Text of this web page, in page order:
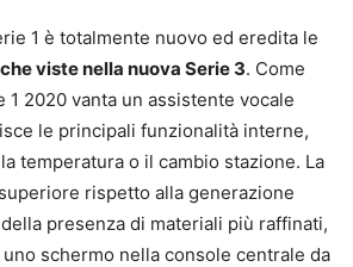
1 è totalmente nuovo ed eredita le
viste nella nuova Serie 3. Come
1 2020 vanta un assistente vocale
le principali funzionalità interne,
temperatura o il cambio stazione. La
rispetto alla generazione
presenza di materiali più raffinati,
schermo nella console centrale da